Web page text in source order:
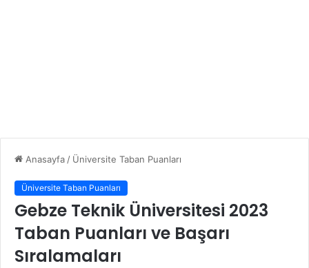
Anasayfa / Üniversite Taban Puanları
Üniversite Taban Puanları
Gebze Teknik Üniversitesi 2023
Taban Puanları ve Başarı
Sıralamaları